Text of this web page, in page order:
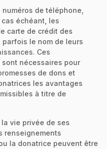
numéros de téléphone,
échéant, les
carte de crédit des
le nom de leurs
Ces
nécessaires pour
de dons et
les avantages
à titre de
vie privée de ses
renseignements
la donatrice peuvent être